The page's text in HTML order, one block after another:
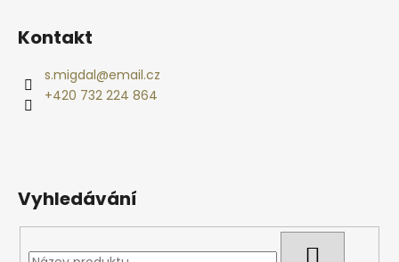
Kontakt
s.migdal@email.cz
+420 732 224 864
Vyhledávání